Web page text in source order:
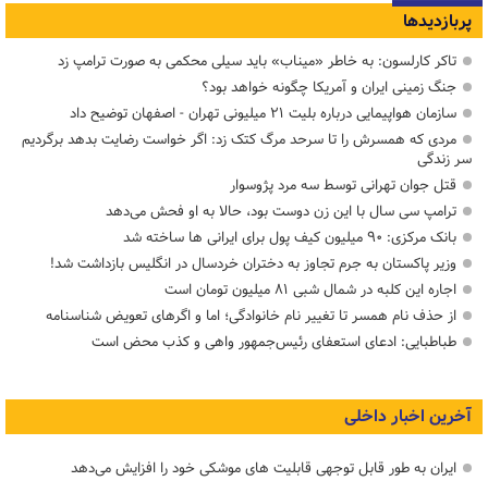
پربازدیدها
تاکر کارلسون: به خاطر «میناب» باید سیلی محکمی به صورت ترامپ زد
جنگ زمینی ایران و آمریکا چگونه خواهد بود؟
سازمان هواپیمایی درباره بلیت ۲۱ میلیونی تهران - اصفهان توضیح داد
مردی که همسرش را تا سرحد مرگ کتک زد: اگر خواست رضایت بدهد برگردیم
سر زندگی
قتل جوان تهرانی توسط سه مرد پژوسوار
ترامپ سی سال با این زن دوست بود، حالا به او فحش می‌دهد
بانک مرکزی: ۹۰ میلیون کیف پول برای ایرانی ها ساخته شد
وزیر پاکستان به جرم تجاوز به دختران خردسال در انگلیس بازداشت شد!
اجاره این کلبه در شمال شبی ۸۱ میلیون تومان است
از حذف نام همسر تا تغییر نام خانوادگی؛ اما و اگرهای تعویض شناسنامه
طباطبایی: ادعای استعفای رئیس‌جمهور واهی و کذب محض است
آخرین اخبار داخلی
ایران به طور قابل توجهی قابلیت های موشکی خود را افزایش می‌دهد